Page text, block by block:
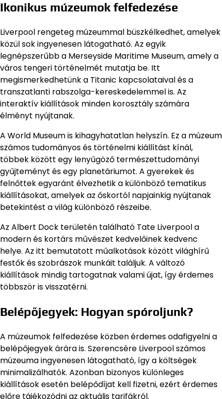
Ikonikus múzeumok felfedezése
Liverpool rengeteg múzeummal büszkélkedhet, amelyek
közül sok ingyenesen látogatható. Az egyik
legnépszerűbb a Merseyside Maritime Museum, amely a
város tengeri történelmét mutatja be. Itt
megismerkedhetünk a Titanic kapcsolataival és a
transzatlanti rabszolga-kereskedelemmel is. Az
interaktív kiállítások minden korosztály számára
élményt nyújtanak.
A World Museum is kihagyhatatlan helyszín. Ez a múzeum
számos tudományos és történelmi kiállítást kínál,
többek között egy lenyűgöző természettudományi
gyűjteményt és egy planetáriumot. A gyerekek és
felnőttek egyaránt élvezhetik a különböző tematikus
kiállításokat, amelyek az őskortól napjainkig nyújtanak
betekintést a világ különböző részeibe.
Az Albert Dock területén található Tate Liverpool a
modern és kortárs művészet kedvelőinek kedvenc
helye. Az itt bemutatott műalkotások között világhírű
festők és szobrászok munkáit találjuk. A változó
kiállítások mindig tartogatnak valami újat, így érdemes
többször is visszatérni.
Belépőjegyek: Hogyan spóroljunk?
A múzeumok felfedezése közben érdemes odafigyelni a
belépőjegyek árára is. Szerencsére Liverpool számos
múzeuma ingyenesen látogatható, így a költségek
minimalizálhatók. Azonban bizonyos különleges
kiállítások esetén belépődíjat kell fizetni, ezért érdemes
előre tájékozódni az aktuális tarifákról.